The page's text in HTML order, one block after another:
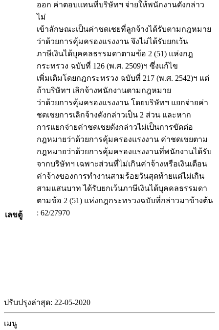
ออก ค่าตอบแทนที่บริษัทฯ จ่ายให้พนักงานดังกล่าว
ไม่
เข้าลักษณะเป็นค่าชดเชยที่ลูกจ้างได้รับตามกฎหมาย
ว่าด้วยการคุ้มครองแรงงาน จึงไม่ได้รับยกเว้น
ภาษีเงินได้บุคคลธรรมดาตามข้อ 2 (51) แห่งกฎ
กระทรวง ฉบับที่ 126 (พ.ศ. 2509)ฯ ซึ่งแก้ไข
เพิ่มเติมโดยกฎกระทรวง ฉบับที่ 217 (พ.ศ. 2542)ฯ แต่
ถ้าบริษัทฯ เลิกจ้างพนักงานตามกฎหมาย
ว่าด้วยการคุ้มครองแรงงาน โดยบริษัทฯ แยกจ่ายค่า
ชดเชยการเลิกจ้างดังกล่าวเป็น 2 ส่วน และหาก
การแยกจ่ายค่าชดเชยดังกล่าวไม่เป็นการขัดต่อ
กฎหมายว่าด้วยการคุ้มครองแรงงาน ค่าชดเชยตาม
กฎหมายว่าด้วยการคุ้มครองแรงงานที่พนักงานได้รับ
จากบริษัทฯ เฉพาะส่วนที่ไม่เกินค่าจ้างหรือเงินเดือน
ค่าจ้างของการทำงานสามร้อยวันสุดท้ายแต่ไม่เกิน
สามแสนบาท ได้รับยกเว้นภาษีเงินได้บุคคลธรรมดา
ตามข้อ 2 (51) แห่งกฎกระทรวงฉบับที่กล่าวมาข้างต้น
เลขตู้
: 62/27970
ปรับปรุงล่าสุด: 22-05-2020
เมนู